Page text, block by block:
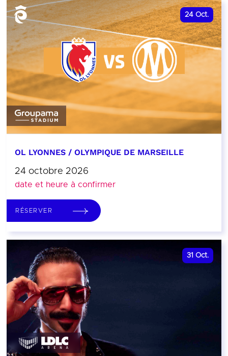
24 Oct.
OL LYONNES / OLYMPIQUE DE MARSEILLE
24 octobre 2026
date et heure à confirmer
RÉSERVER
31 Oct.